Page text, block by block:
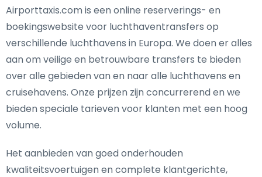
Airporttaxis.com is een online reserverings- en
boekingswebsite voor luchthaventransfers op
verschillende luchthavens in Europa. We doen er alles
aan om veilige en betrouwbare transfers te bieden
over alle gebieden van en naar alle luchthavens en
cruisehavens. Onze prijzen zijn concurrerend en we
bieden speciale tarieven voor klanten met een hoog
volume.
Het aanbieden van goed onderhouden
kwaliteitsvoertuigen en complete klantgerichte,